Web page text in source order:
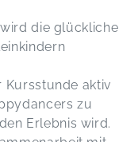
die glückliche
Kursstunde aktiv
zu
Erlebnis wird.